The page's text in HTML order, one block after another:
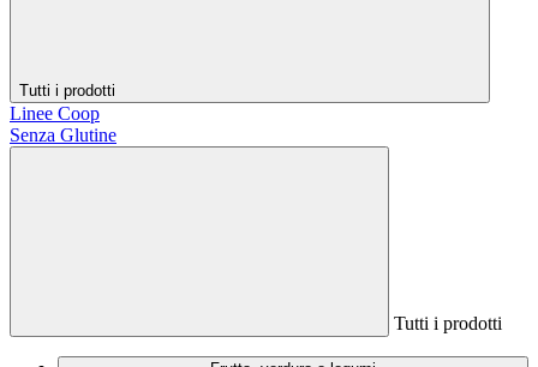
Tutti i prodotti
Linee Coop
Senza Glutine
Tutti i prodotti